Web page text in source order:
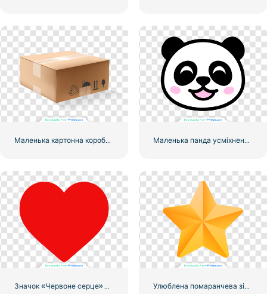
Маленька картонна коробка для доставки Маленька панда усміхнене обличчя значок